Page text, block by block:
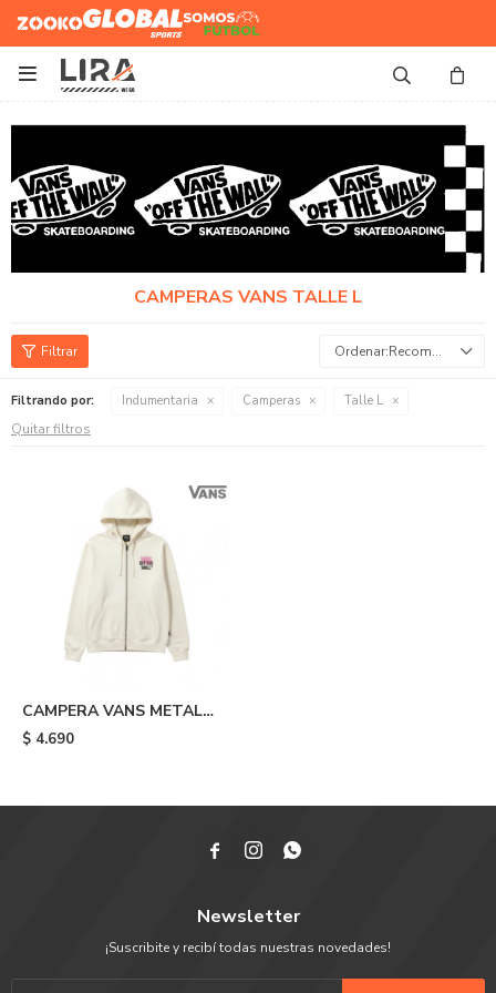
Zooko Global Sports
Somos
Futbol

CAMPERAS VANS TALLE L
Recomendados
Filtrando por: Indumentaria Camperas Talle L
Quitar filtros
CAMPERA VANS METAL
WALL FULL ZIP - White
$ 4.690
  
Newsletter
¡Suscribite y recibí todas nuestras novedades!